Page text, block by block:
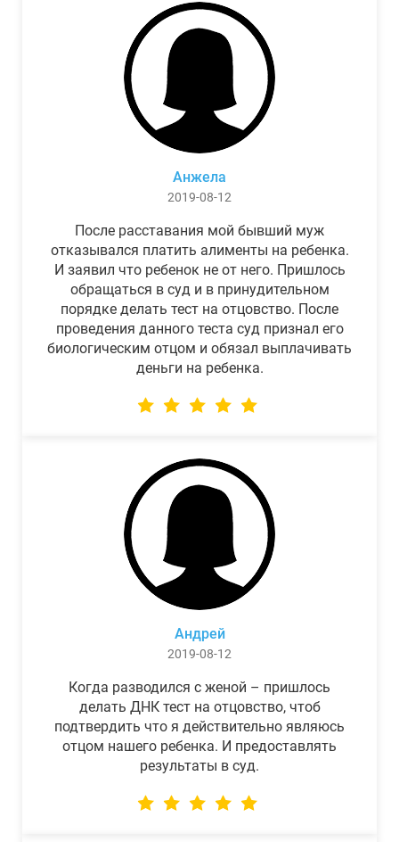
Анжела
2019-08-12
После расставания мой бывший муж
отказывался платить алименты на ребенка.
И заявил что ребенок не от него. Пришлось
обращаться в суд и в принудительном
порядке делать тест на отцовство. После
проведения данного теста суд признал его
биологическим отцом и обязал выплачивать
деньги на ребенка.
Андрей
2019-08-12
Когда разводился с женой – пришлось
делать ДНК тест на отцовство, чтоб
подтвердить что я действительно являюсь
отцом нашего ребенка. И предоставлять
результаты в суд.